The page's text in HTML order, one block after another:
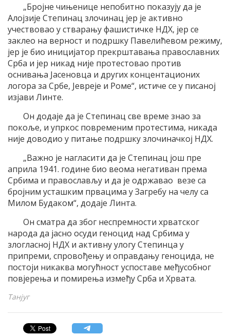
„Броjне чињенице непобитно показуjу да jе
Aлоjзиjе Степинац злочинац jер jе активно
учествовао у стварању фашистичке НДХ, jер се
заклео на верност и подршку Павелићевом режиму,
jер jе био инициjатор прекрштавања православних
Срба и jер никад ниjе протестовао против
оснивања Jасеновца и других концентационих
логора за Србе, Jевреjе и Роме“, истиче се у писаноj
изjави Линте.
Oн додаjе да jе Степинац све време знао за
покоље, и упркос повременим протестима, никада
ниjе доводио у питање подршку злочиначкоj НДХ.
„Важно jе нагласити да jе Степинац jош пре
априла 1941. године био веома негативан према
Србима и православљу и да jе одржавао везе са
броjним усташким првацима у Загребу на челу са
Mилом Будаком“, додаjе Линта.
Oн сматра да због неспремности хрватског
народа да jасно осуди геноцид над Србима у
злогласноj НДХ и активну улогу Степинца у
припреми, спровођењу и оправдању геноцида, не
постоjи никаква могућност успоставе међусобног
повjерења и помирења између Срба и Хрвата.
Танјуг